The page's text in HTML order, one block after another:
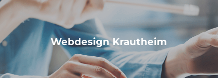
Webdesign Krautheim